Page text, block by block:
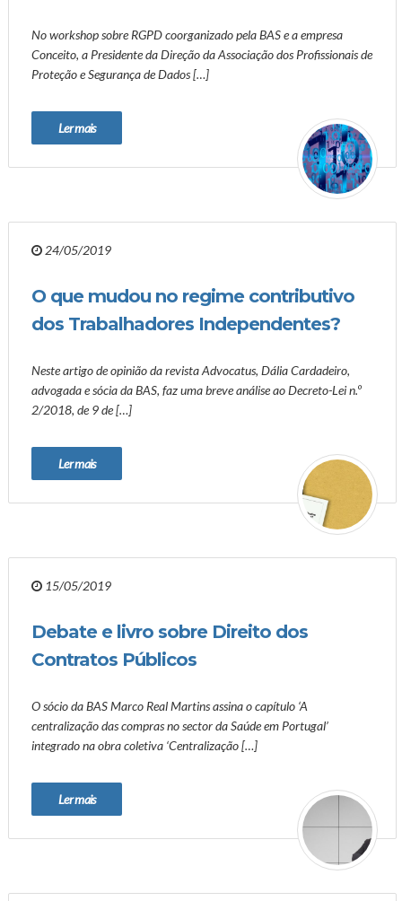
No workshop sobre RGPD coorganizado pela BAS e a empresa
Conceito, a Presidente da Direção da Associação dos Profissionais de
Proteção e Segurança de Dados […]
Ler mais
24/05/2019
O que mudou no regime contributivo
dos Trabalhadores Independentes?
Neste artigo de opinião da revista Advocatus, Dália Cardadeiro,
advogada e sócia da BAS, faz uma breve análise ao Decreto-Lei n.º
2/2018, de 9 de […]
Ler mais
15/05/2019
Debate e livro sobre Direito dos
Contratos Públicos
O sócio da BAS Marco Real Martins assina o capítulo ‘A
centralização das compras no sector da Saúde em Portugal’
integrado na obra coletiva ‘Centralização […]
Ler mais